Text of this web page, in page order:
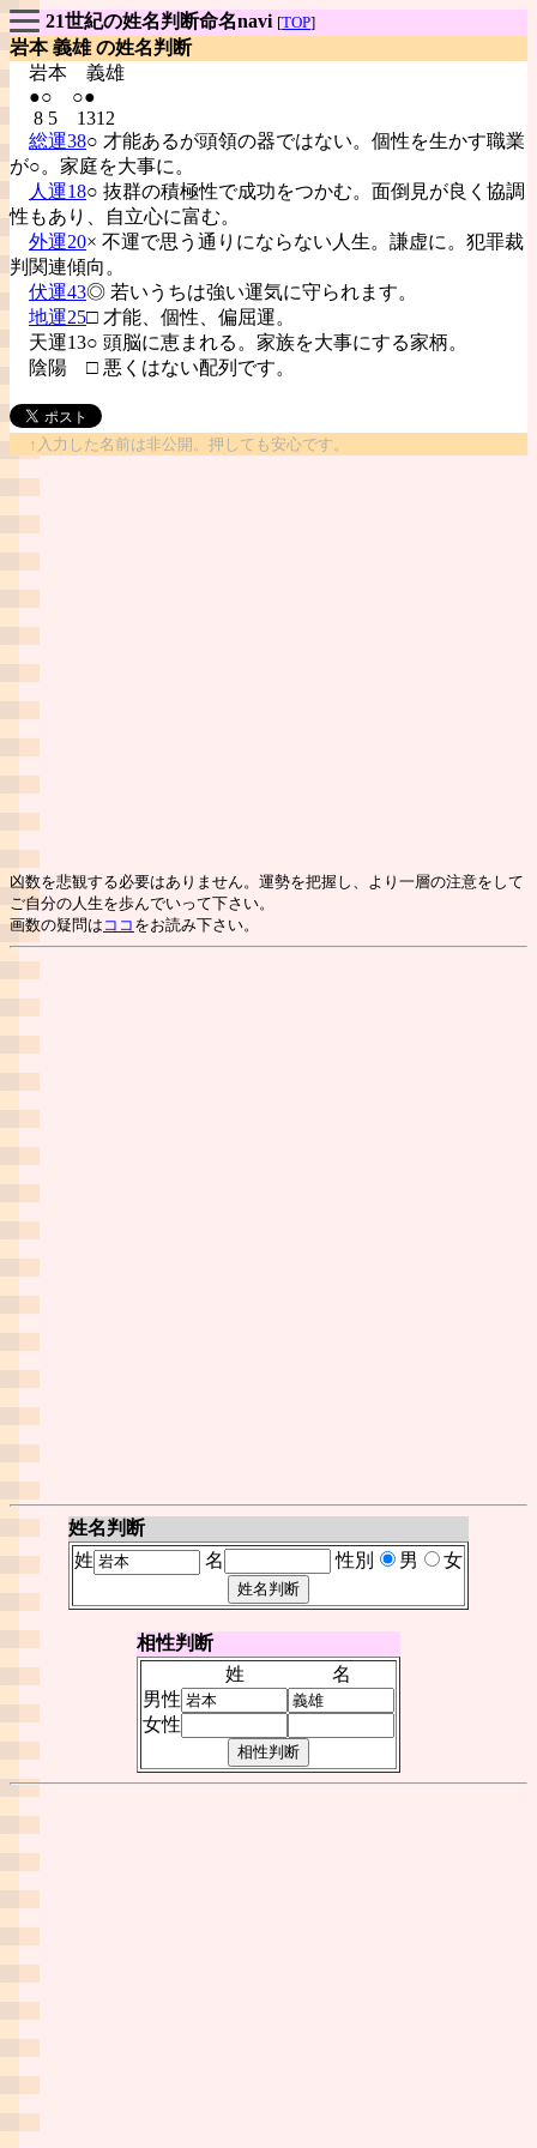
21世紀の姓名判断命名navi [TOP]
岩本 義雄 の姓名判断
岩本 義雄
●○ ○●
8 5 1312
総運38○ 才能あるが頭領の器ではない。個性を生かす職業
が○。家庭を大事に。
人運18○ 抜群の積極性で成功をつかむ。面倒見が良く協調
性もあり、自立心に富む。
外運20× 不運で思う通りにならない人生。謙虚に。犯罪裁
判関連傾向。
伏運43◎ 若いうちは強い運気に守られます。
地運25□ 才能、個性、偏屈運。
天運13○ 頭脳に恵まれる。家族を大事にする家柄。
陰陽 □ 悪くはない配列です。
↑入力した名前は非公開。押しても安心です。
凶数を悲観する必要はありません。運勢を把握し、より一層の注意をして
ご自分の人生を歩んでいって下さい。
画数の疑問は ココ をお読み下さい。
姓名判断
姓
名 性別 男 女
相性判断
姓
名
男性
女性